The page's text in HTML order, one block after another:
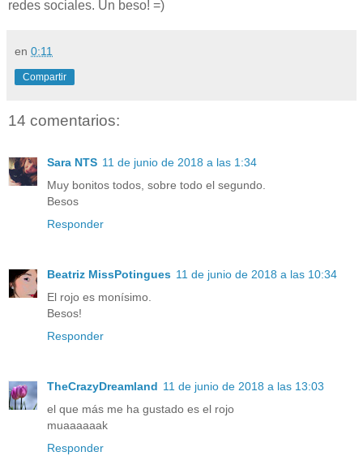
redes sociales. Un beso! =)
en 0:11
Compartir
14 comentarios:
Sara NTS 11 de junio de 2018 a las 1:34
Muy bonitos todos, sobre todo el segundo.
Besos
Responder
Beatriz MissPotingues 11 de junio de 2018 a las 10:34
El rojo es monísimo.
Besos!
Responder
TheCrazyDreamland 11 de junio de 2018 a las 13:03
el que más me ha gustado es el rojo
muaaaaaak
Responder